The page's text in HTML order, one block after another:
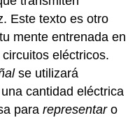
Este texto es otro
mente entrenada en
eléctricos.
se utilizará
cantidad eléctrica
pararepresentaro